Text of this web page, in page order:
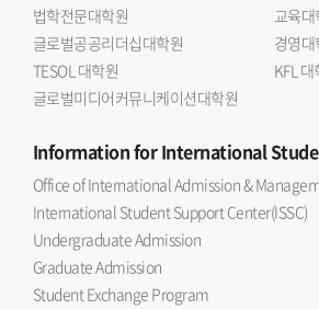
법학전문대학원
교육대
글로벌공공리더십대학원
경영대
TESOL 대학원
KFL 대
글로벌미디어커뮤니케이션대학원
Informationfor International
Office of International Admission &
International Student Support Center(ISSC)
Undergraduate Admission
Graduate Admission
Student Exchange Program